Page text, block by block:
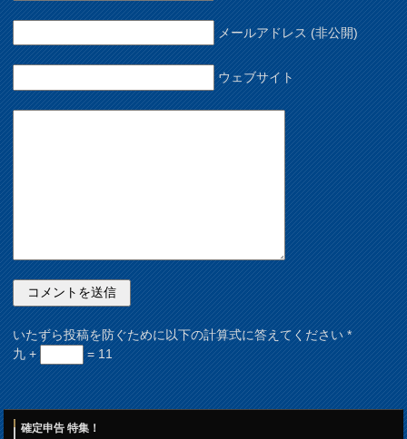
メールアドレス (非公開)
ウェブサイト
いたずら投稿を防ぐために以下の計算式に答えてください*
九 +
= 11
確定申告 特集！